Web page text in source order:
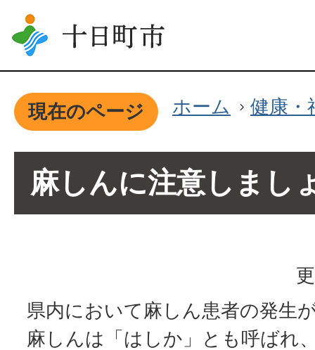
現在のページ ホーム 健康・
麻しんに注意しまし
県内において麻しん患者の発生
麻しんは「はしか」とも呼ばれ